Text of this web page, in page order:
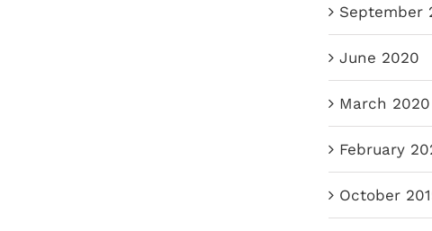
September
June 2020
March 2020
February
October